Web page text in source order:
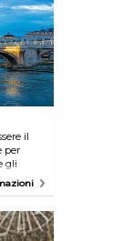
il
per
gli
dei
da